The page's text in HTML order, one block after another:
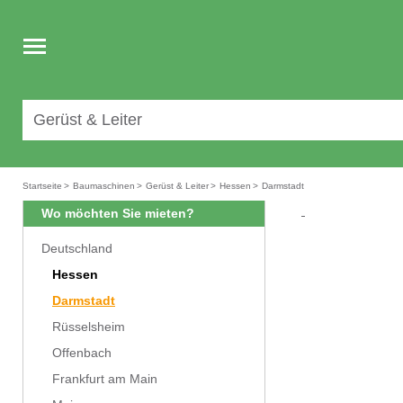
Toggle
navigation
Startseite > Baumaschinen > Gerüst & Leiter> Hessen > Darmstadt
Wo möchten Sie mieten?
Deutschland
Hessen
Darmstadt
Rüsselsheim
Offenbach
Frankfurt am Main